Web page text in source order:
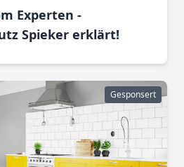
Experten -
Spieker erklärt!
Gesponsert